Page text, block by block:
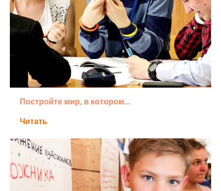
Постройте мир, в котором...
Читать